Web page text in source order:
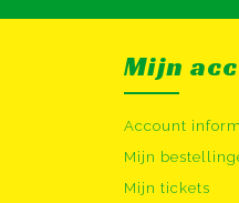
Mijn
Account
Mijn
Mijn tickets